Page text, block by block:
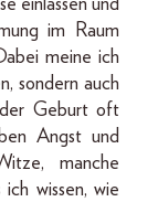
einlassen und
im Raum
meine ich
sondern auch
Geburt oft
Angst und
manche
wissen, wie